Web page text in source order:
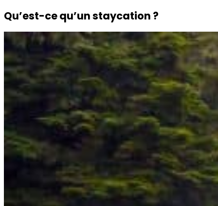
Qu’est-ce qu’un staycation ?